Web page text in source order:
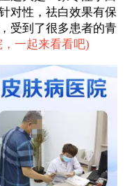
对性，祛白效果有保
受到了很多患者的青
一起来看看吧)